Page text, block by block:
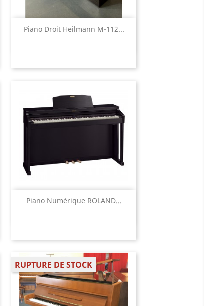
Piano Droit Heilmann M-112...
Aperçu rapide
Piano Numérique ROLAND...
Aperçu rapide
RUPTURE DE STOCK